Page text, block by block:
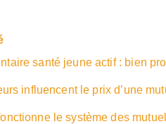
santé jeune actif : bien
influencent le prix d’une
le système des